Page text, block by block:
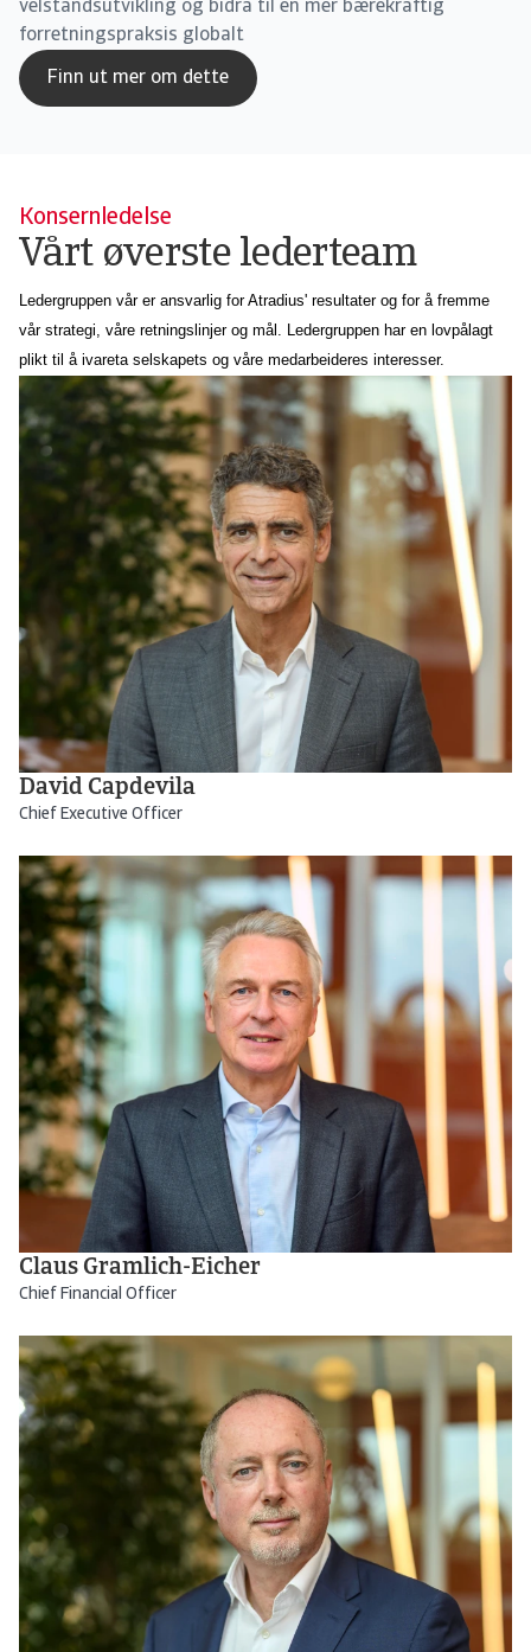
velstandsutvikling og bidra til en mer bærekraftig
forretningspraksis globalt
Finn ut mer om dette
Konsernledelse
Vårt øverste lederteam
Ledergruppen vår er ansvarlig for Atradius' resultater og for å fremme
vår strategi, våre retningslinjer og mål. Ledergruppen har en lovpålagt
plikt til å ivareta selskapets og våre medarbeideres interesser.
David Capdevila
Chief Executive Officer
Claus Gramlich-Eicher
Chief Financial Officer